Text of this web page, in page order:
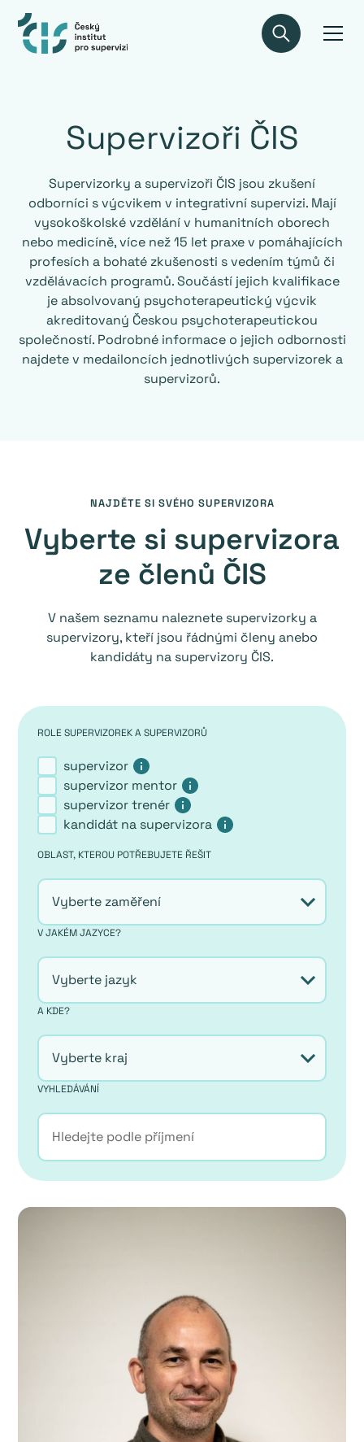
Supervizoři ČIS
Supervizorky a supervizoři ČIS jsou zkušení
odborníci s výcvikem v integrativní supervizi. Mají
vysokoškolské vzdělání v humanitních oborech
nebo medicíně, více než 15 let praxe v pomáhajících
profesích a bohaté zkušenosti s vedením týmů či
vzdělávacích programů. Součástí jejich kvalifikace
je absolvovaný psychoterapeutický výcvik
akreditovaný Českou psychoterapeutickou
společností. Podrobné informace o jejich odbornosti
najdete v medailoncích jednotlivých supervizorek a
supervizorů.
NAJDĚTE SI SVÉHO SUPERVIZORA
Vyberte si supervizora
ze členů ČIS
V našem seznamu naleznete supervizorky a
supervizory, kteří jsou řádnými členy anebo
kandidáty na supervizory ČIS.
ROLE SUPERVIZOREK A SUPERVIZORŮ
supervizor
supervizor mentor
supervizor trenér
kandidát na supervizora
OBLAST, KTEROU POTŘEBUJETE ŘEŠIT
V JAKÉM JAZYCE?
A KDE?
VYHLEDÁVÁNÍ